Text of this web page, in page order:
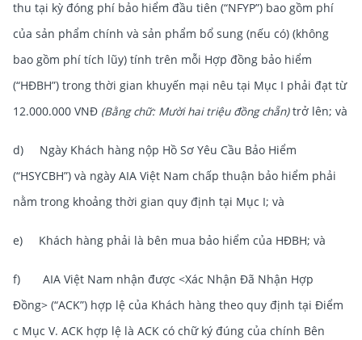
thu tại kỳ đóng phí bảo hiểm đầu tiên (“NFYP”) bao gồm phí
của sản phẩm chính và sản phẩm bổ sung (nếu có) (không
bao gồm phí tích lũy) tính trên mỗi Hợp đồng bảo hiểm
(“HĐBH”) trong thời gian khuyến mại nêu tại Mục I phải đạt từ
12.000.000 VNĐ (Bằng chữ: Mười hai triệu đồng chẵn)trở lên; và
d) Ngày Khách hàng nộp Hồ Sơ Yêu Cầu Bảo Hiểm
(“HSYCBH”) và ngày AIA Việt Nam chấp thuận bảo hiểm phải
nằm trong khoảng thời gian quy định tại Mục I; và
e) Khách hàng phải là bên mua bảo hiểm của HĐBH; và
f) AIA Việt Nam nhận được <Xác Nhận Đã Nhận Hợp
Đồng> (“ACK”) hợp lệ của Khách hàng theo quy định tại Điểm
c Mục V. ACK hợp lệ là ACK có chữ ký đúng của chính Bên